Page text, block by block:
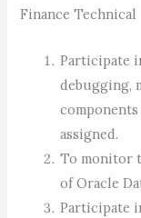
Finance Technical
Participate
debugging,
assigned.
To monitor
of Oracle
Participate